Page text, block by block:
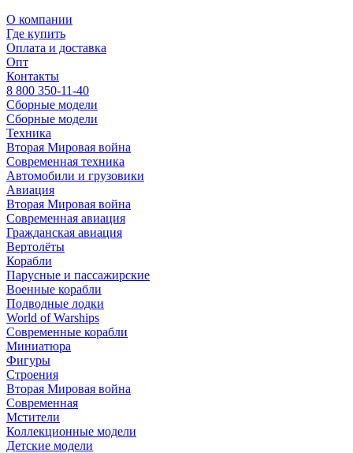
О компании
Где купить
Оплата и доставка
Опт
Контакты
8 800 350-11-40
Сборные модели
Сборные модели
Техника
Вторая Мировая война
Современная техника
Автомобили и грузовики
Авиация
Вторая Мировая война
Современная авиация
Гражданская авиация
Вертолёты
Корабли
Парусные и пассажирские
Военные корабли
Подводные лодки
World of Warships
Современные корабли
Миниатюра
Фигуры
Строения
Вторая Мировая война
Современная
Мстители
Коллекционные модели
Детские модели